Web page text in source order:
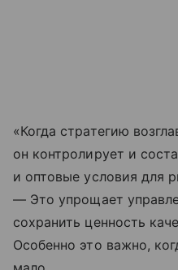
«Когда стратегию
он контролирует и
и оптовые условия для
— Это упрощает
сохранить ценность
Особенно это важно,